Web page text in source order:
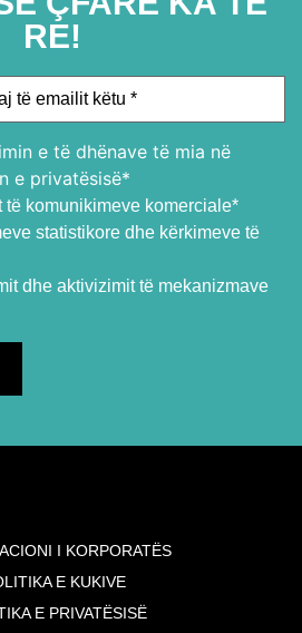
RE!
e të dhënave të mia në
e privatësisë*
të komunikimeve komerciale*
statistikore dhe kërkimeve të
dhe aktivizimit të mekanizmave
I KORPORATËS
E KUKIVE
E PRIVATËSISË